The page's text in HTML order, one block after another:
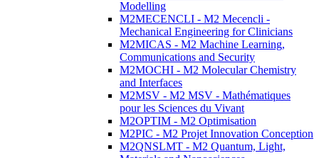
Modelling
M2MECENCLI - M2 Mecencli -
Mechanical Engineering for Clinicians
M2MICAS - M2 Machine Learning,
Communications and Security
M2MOCHI - M2 Molecular Chemistry
and Interfaces
M2MSV - M2 MSV - Mathématiques
pour les Sciences du Vivant
M2OPTIM - M2 Optimisation
M2PIC - M2 Projet Innovation Conception
M2QNSLMT - M2 Quantum, Light,